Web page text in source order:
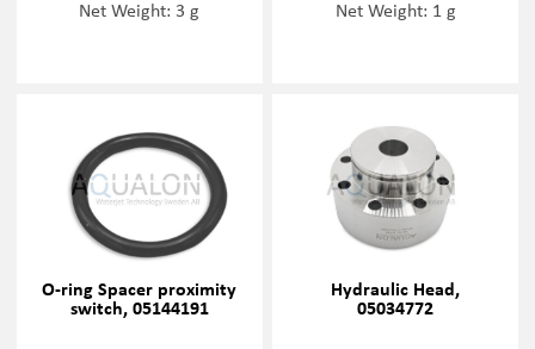
Net Weight: 3 g Net Weight: 1 g
O-ring Spacer proximity
switch, 05144191
Hydraulic Head,
05034772